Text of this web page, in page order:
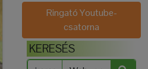
Ringató Youtube-
csatorna
KERESÉS